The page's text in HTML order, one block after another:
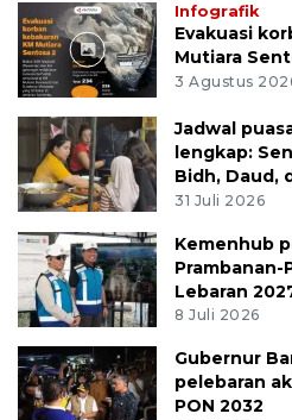
Infografik
Evakuasi
Mutiara
3 Agustus
Jadwal
lengkap:
Bidh, Daud,
31 Juli 2026
Kemenhub
Lebaran
8 Juli 2026
Gubernur
pelebaran
PON 2032